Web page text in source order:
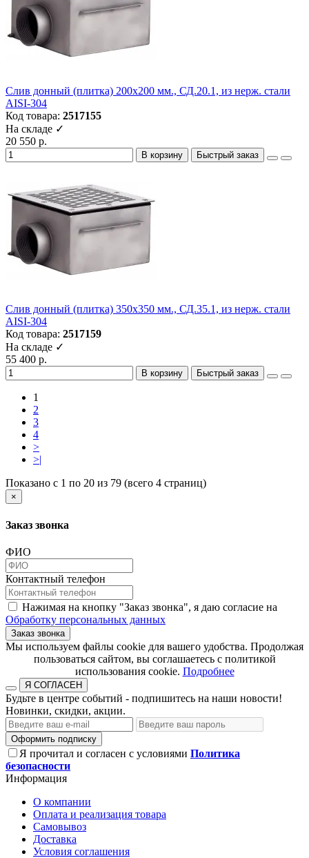
Слив донный (плитка) 200х200 мм., СД.20.1, из нерж. стали
AISI-304
Код товара: 2517155
На складе ✓
20 550 р.
В корзину Быстрый заказ
Слив донный (плитка) 350х350 мм., СД.35.1, из нерж. стали
AISI-304
Код товара: 2517159
На складе ✓
55 400 р.
В корзину Быстрый заказ
1
2
3
4
>
>|
Показано с 1 по 20 из 79 (всего 4 страниц)
×
Заказ звонка
ФИО
Контактный телефон
Нажимая на кнопку "Заказ звонка", я даю согласие на
Обработку персональных данных
Заказ звонка
​​​​​​​Мы используем файлы cookie для вашего удобства. Продолжая
пользоваться сайтом, вы соглашаетесь с политикой
использования cookie.​​​​​​​ Подробнее
Я СОГЛАСЕН
Будьте в центре событий - подпишитесь на наши новости!
Новинки, скидки, акции.
Оформить подписку
Я прочитал и согласен с условиями Политика
безопасности
Информация
О компании
Оплата и реализация товара
Самовывоз
Доставка
Условия соглашения